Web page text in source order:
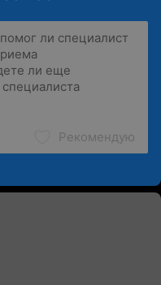
Рекомендую